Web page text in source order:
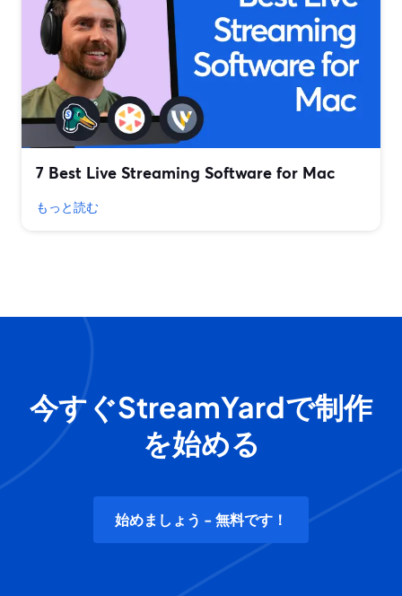
7 Best Live Streaming Software for Mac
もっと読む
今すぐStreamYardで制作
を始める
始めましょう - 無料です！